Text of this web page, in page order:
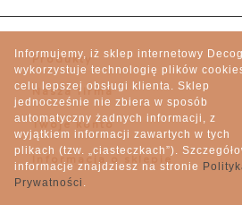
Produkty
Nasza firma
Twoje konto
Informacja o sklepie
Informujemy, iż sklep internetowy
wykorzystuje technologię plików
celu lepszej obsługi klienta. Sklep
jednocześnie nie zbiera w sposób
automatyczny żadnych informacji, z
wyjątkiem informacji zawartych w tych
plikach (tzw. „ciasteczkach”).
informacje znajdziesz na stronie
Prywatności .